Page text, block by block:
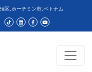
区, ホーチミン市, ベトナム